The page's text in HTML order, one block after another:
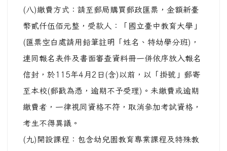
(八)繳費方式：請至郵局購買郵政匯票，金額新臺
幣貳仟伍佰元整，受款人：「國立臺中教育大學」
(匯票空白處請用鉛筆註明「姓名、特幼學分班)，
連同報名表件及書面審查資料冊一併依序放入報名
信封，於115年4月2日(含)以前，以「掛號」郵寄
至本校(郵戳為憑，逾期不予受理)。未繳費或逾期
繳費者，一律視同資格不符，取消參加考試資格，
考生不得異議。
(九)開設課程：包含幼兒園教育專業課程及特殊教